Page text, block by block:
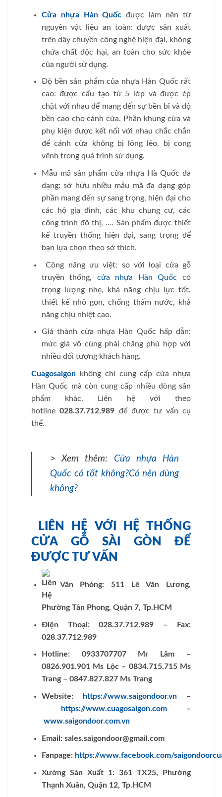
Cửa nhựa Hàn Quốc được làm nên từ
nguyên vật liệu an toàn: được sản xuất
trên dây chuyền công nghệ hiện đại, không
chứa chất độc hại, an toàn cho sức khỏe
của người sử dụng.
Độ bền sản phẩm của nhựa Hàn Quốc rất
cao: được cấu tạo từ 5 lớp và được ép
chặt với nhau để mang đến sự bền bỉ và độ
bền cao cho cánh cửa. Phần khung cửa và
phụ kiện được kết nối với nhau chắc chắn
để cánh cửa không bị lỏng lẻo, bị cong
vênh trong quá trình sử dụng.
Mẫu mã sản phẩm cửa nhựa Hà Quốc đa
dạng: sở hữu nhiều mẫu mã đa dạng góp
phần mang đến sự sang trọng, hiện đại cho
các hộ gia đình, các khu chung cư, các
công trình đô thị, …. Sản phẩm được thiết
kế truyền thống hiện đại, sang trọng để
bạn lựa chọn theo sở thích.
Công năng ưu việt: so với loại cửa gỗ
truyền thống, cửa nhựa Hàn Quốc có
trọng lượng nhẹ, khả năng chịu lực tốt,
thiết kế nhỏ gọn, chống thấm nước, khả
năng chịu nhiệt cao.
Giá thành cửa nhựa Hàn Quốc hấp dẫn:
mức giá vô cùng phải chăng phù hợp với
nhiều đối tượng khách hàng.
Cuagosaigon không chỉ cung cấp cửa nhựa
Hàn Quốc mà còn cung cấp nhiều dòng sản
phẩm khác. Liên hệ với theo
hotline028.37.712.989 để được tư vấn cụ
thể.
> Xem thêm: Cửa nhựa Hàn
Quốc có tốt không?Có nên dùng
không?
LIÊN HỆ VỚI HỆ THỐNG
CỬA GỖ SÀI GÒN ĐỂ
ĐƯỢC TƯ VẤN
Văn Phòng: 511 Lê Văn Lương,
Phường Tân Phong, Quận 7, Tp.HCM
Điện Thoại: 028.37.712.989 – Fax:
028.37.712.989
Hotline: 0933707707 Mr Lãm –
0826.901.901 Ms Lộc – 0834.715.715 Ms
Trang – 0847.827.827 Ms Trang
Website: https://www.saigondoor.vn–
https://www.cuagosaigon.com–
www.saigondoor.com.vn
Email: sales.saigondoor@gmail.com
Fanpage: https://www.facebook.com/
Xưởng Sản Xuất 1: 361 TX25, Phường
Thạnh Xuân, Quận 12, Tp.HCM